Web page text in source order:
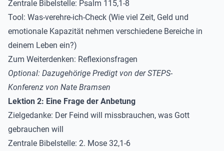
Zentrale Bibelstelle: Psalm 115,1-8
Tool: Was-verehre-ich-Check (Wie viel Zeit, Geld und
emotionale Kapazität nehmen verschiedene Bereiche in
deinem Leben ein?)
Zum Weiterdenken: Reflexionsfragen
Optional: Dazugehörige Predigt von der STEPS-
Konferenz von Nate Bramsen
Lektion 2: Eine Frage der Anbetung
Zielgedanke: Der Feind will missbrauchen, was Gott
gebrauchen will
Zentrale Bibelstelle: 2. Mose 32,1-6